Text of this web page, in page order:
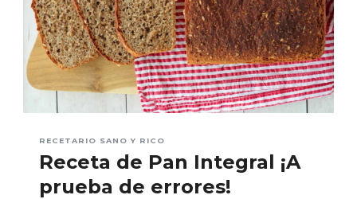
RECETARIO SANO Y RICO
Receta de Pan Integral ¡A
prueba de errores!